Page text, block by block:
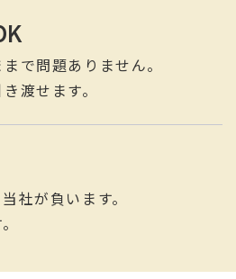
で問題ありません。
渡せます。
社が負います。